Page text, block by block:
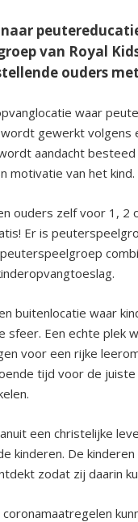
van Royal
ouders
waar
gewerkt volgens
aandacht
motivatie van het
ouders zelf voor 1,
Er is
buitenlocatie waar
sfeer. Een echte plek
voor een rijke
tijd voor de
een christelijke
kinderen. De
zodat zij daarin